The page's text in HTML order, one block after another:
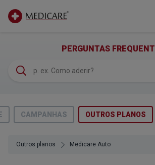
PERGUNTAS
CAMPANHAS OUTROS PLANOS
Outros planos Medicare Auto